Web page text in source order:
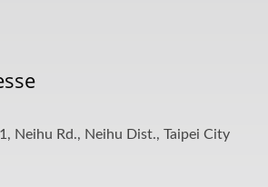
Neihu Rd., Neihu Dist., Taipei City